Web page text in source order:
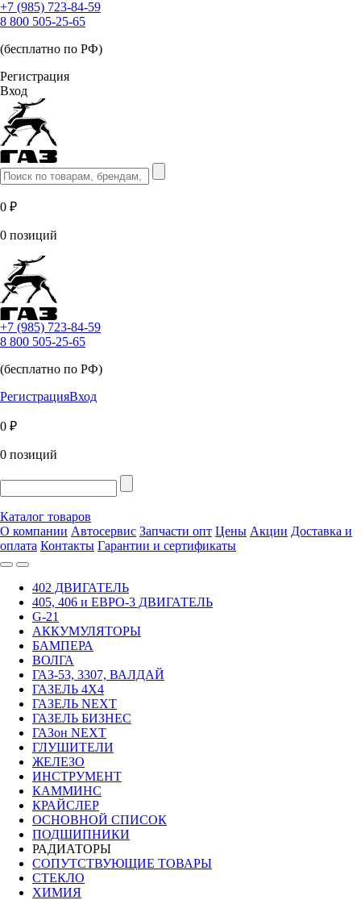
+7 (985) 723-84-59
8 800 505-25-65
(бесплатно по РФ)
Регистрация
Вход
0 ₽
0 позиций
+7 (985) 723-84-59
8 800 505-25-65
(бесплатно по РФ)
РегистрацияВход
0 ₽
0 позиций
Каталог товаров
О компании Автосервис Запчасти опт Цены Акции Доставка и
оплата Контакты Гарантии и сертификаты
402 ДВИГАТЕЛЬ
405, 406 и ЕВРО-3 ДВИГАТЕЛЬ
G-21
АККУМУЛЯТОРЫ
БАМПЕРА
ВОЛГА
ГАЗ-53, 3307, ВАЛДАЙ
ГАЗЕЛЬ 4Х4
ГАЗЕЛЬ NEXT
ГАЗЕЛЬ БИЗНЕС
ГАЗон NEXT
ГЛУШИТЕЛИ
ЖЕЛЕЗО
ИНСТРУМЕНТ
КАММИНС
КРАЙСЛЕР
ОСНОВНОЙ СПИСОК
ПОДШИПНИКИ
РАДИАТОРЫ
СОПУТСТВУЮЩИЕ ТОВАРЫ
СТЕКЛО
ХИМИЯ